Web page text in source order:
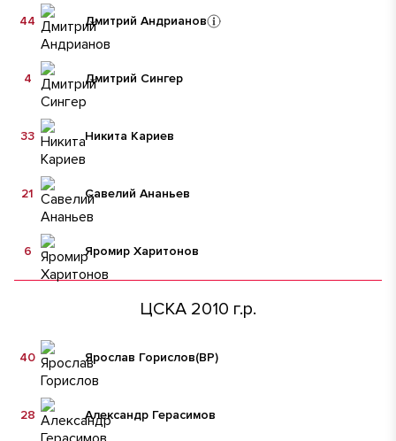
Дмитрий Андрианов
44
Дмитрий Сингер
4
Никита Кариев
33
Савелий Ананьев
21
Яромир Харитонов
6
ЦСКА 2010 г.р.
Ярослав Горислов(ВР)
40
Александр Герасимов
28